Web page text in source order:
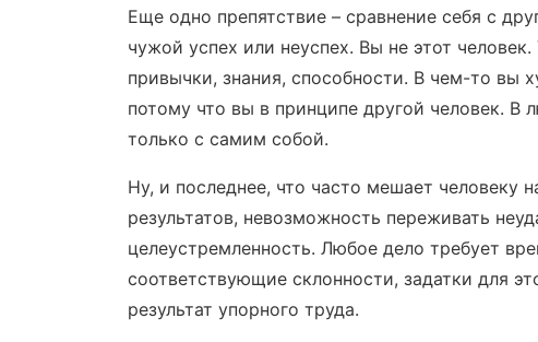
Еще одно препятствие – сравнение себя с
чужой успех или неуспех. Вы не этот
привычки, знания, способности. В чем-то вы
потому что вы в принципе другой человек. В
только с самим собой.
Ну, и последнее, что часто мешает человеку
результатов, невозможность переживать
целеустремленность. Любое дело требует
соответствующие склонности, задатки для
результат упорного труда.